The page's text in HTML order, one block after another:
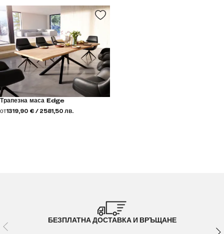
Трапезна маса Edge
от1319,90 € / 2581,50 лв.
БЕЗПЛАТНА ДОСТАВКА И ВРЪЩАНЕ